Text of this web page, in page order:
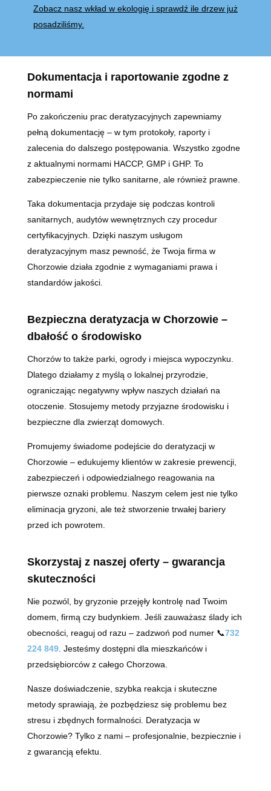
Zobacz nasz wkład w ekologię i sprawdź ile drzew już
posadziliśmy.
Dokumentacja i raportowanie zgodne z
normami
Po zakończeniu prac deratyzacyjnych zapewniamy
pełną dokumentację – w tym protokoły, raporty i
zalecenia do dalszego postępowania. Wszystko zgodne
z aktualnymi normami HACCP, GMP i GHP. To
zabezpieczenie nie tylko sanitarne, ale również prawne.
Taka dokumentacja przydaje się podczas kontroli
sanitarnych, audytów wewnętrznych czy procedur
certyfikacyjnych. Dzięki naszym usługom
deratyzacyjnym masz pewność, że Twoja firma w
Chorzowie działa zgodnie z wymaganiami prawa i
standardów jakości.
Bezpieczna deratyzacja w Chorzowie –
dbałość o środowisko
Chorzów to także parki, ogrody i miejsca wypoczynku.
Dlatego działamy z myślą o lokalnej przyrodzie,
ograniczając negatywny wpływ naszych działań na
otoczenie. Stosujemy metody przyjazne środowisku i
bezpieczne dla zwierząt domowych.
Promujemy świadome podejście do deratyzacji w
Chorzowie – edukujemy klientów w zakresie prewencji,
zabezpieczeń i odpowiedzialnego reagowania na
pierwsze oznaki problemu. Naszym celem jest nie tylko
eliminacja gryzoni, ale też stworzenie trwałej bariery
przed ich powrotem.
Skorzystaj z naszej oferty – gwarancja
skuteczności
Nie pozwól, by gryzonie przejęły kontrolę nad Twoim
domem, firmą czy budynkiem. Jeśli zauważasz ślady ich
obecności, reaguj od razu – zadzwoń pod numer 📞732
224 849. Jesteśmy dostępni dla mieszkańców i
przedsiębiorców z całego Chorzowa.
Nasze doświadczenie, szybka reakcja i skuteczne
metody sprawiają, że pozbędziesz się problemu bez
stresu i zbędnych formalności. Deratyzacja w
Chorzowie? Tylko z nami – profesjonalnie, bezpiecznie i
z gwarancją efektu.